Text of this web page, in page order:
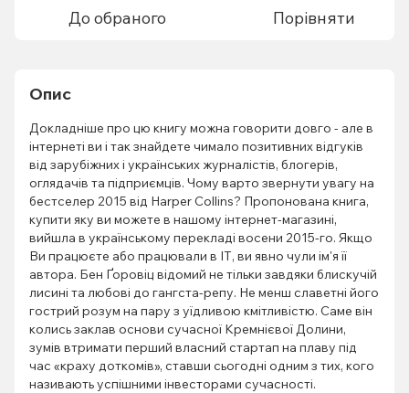
До обраного Порівняти
Опис
Докладніше про цю книгу можна говорити довго - але в
інтернеті ви і так знайдете чимало позитивних відгуків
від зарубіжних і українських журналістів, блогерів,
оглядачів та підприємців. Чому варто звернути увагу на
бестселер 2015 від Harper Collins? Пропонована книга,
купити яку ви можете в нашому інтернет-магазині,
вийшла в українському перекладі восени 2015-го. Якщо
Ви працюєте або працювали в ІТ, ви явно чули ім'я її
автора. Бен Ґоровіц відомий не тільки завдяки блискучій
лисині та любові до гангста-репу. Не менш славетні його
гострий розум на пару з уїдливою кмітливістю. Саме він
колись заклав основи сучасної Кремнієвої Долини,
зумів втримати перший власний стартап на плаву під
час «краху доткомів», ставши сьогодні одним з тих, кого
називають успішними інвесторами сучасності.